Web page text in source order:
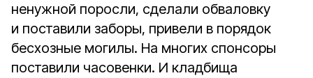
ненужной поросли, сделали обваловку
и поставили заборы, привели в порядок
бесхозные могилы. На многих спонсоры
поставили часовенки. И кладбища